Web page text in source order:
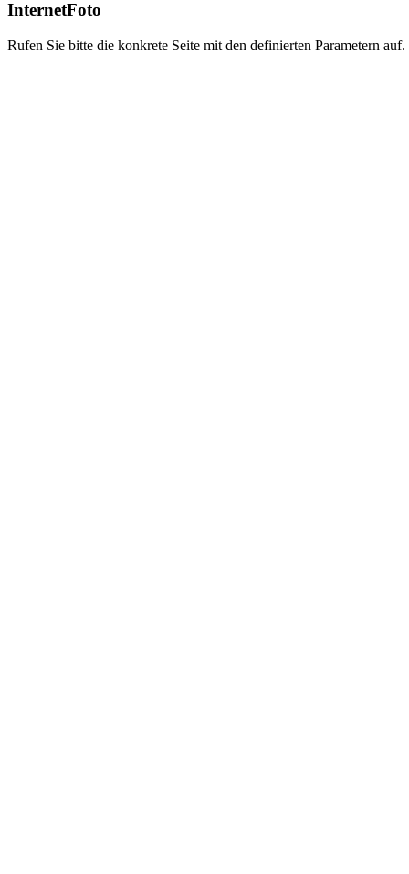
InternetFoto
Rufen Sie bitte die konkrete Seite mit den definierten Parametern auf.